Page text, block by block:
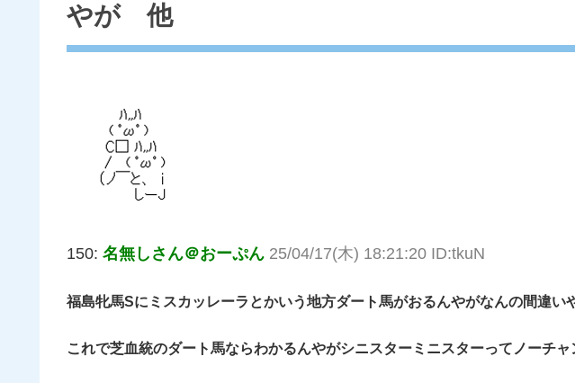
やが 他
150: 名無しさん＠おーぷん 25/04/17(木) 18:21:20 ID:tkuN
福島牝馬Sにミスカッレーラとかいう地方ダート馬がおるんやがなんの間違い
これで芝血統のダート馬ならわかるんやがシニスターミニスターってノーチ